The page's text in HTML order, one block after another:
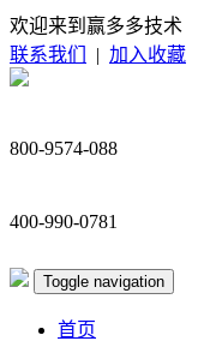
欢迎来到赢多多技术
联系我们
| 加入收藏
800-9574-088
400-990-0781
Toggle navigation
首页